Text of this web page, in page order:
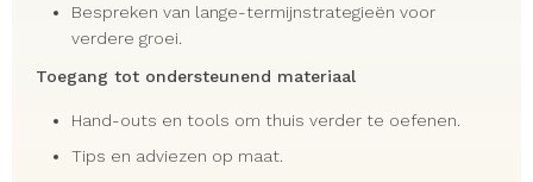
Bespreken van lange-termijnstrategieën voor
verdere groei.
Toegang tot ondersteunend materiaal
Hand-outs en tools om thuis verder te oefenen.
Tips en adviezen op maat.